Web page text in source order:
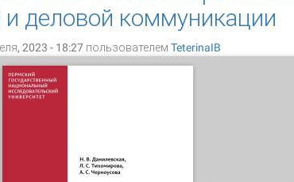
деловой коммуникации
2023 - 18:27 пользователем TeterinaIB